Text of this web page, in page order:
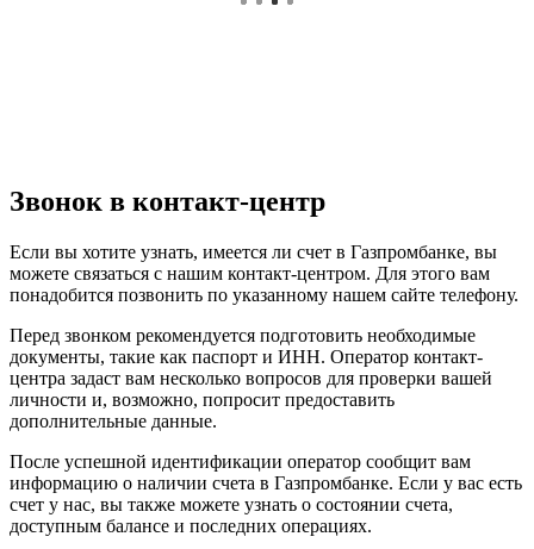
Звонок в контакт-центр
Если вы хотите узнать, имеется ли счет в Газпромбанке, вы
можете связаться с нашим контакт-центром. Для этого вам
понадобится позвонить по указанному нашем сайте телефону.
Перед звонком рекомендуется подготовить необходимые
документы, такие как паспорт и ИНН. Оператор контакт-
центра задаст вам несколько вопросов для проверки вашей
личности и, возможно, попросит предоставить
дополнительные данные.
После успешной идентификации оператор сообщит вам
информацию о наличии счета в Газпромбанке. Если у вас есть
счет у нас, вы также можете узнать о состоянии счета,
доступным балансе и последних операциях.